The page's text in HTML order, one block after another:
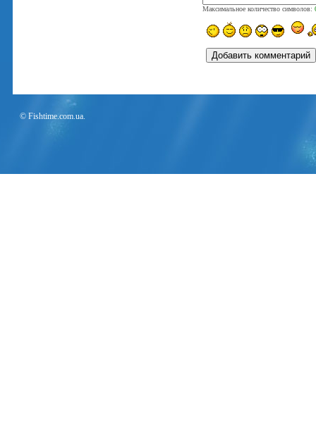
Максимальное количество символов:
© Fishtime.com.ua.